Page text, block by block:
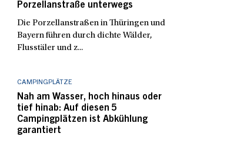
Porzellanstraße unterwegs
Die Porzellanstraßen in Thüringen und
Bayern führen durch dichte Wälder,
Flusstäler und z...
CAMPINGPLÄTZE
Nah am Wasser, hoch hinaus oder
tief hinab: Auf diesen 5
Campingplätzen ist Abkühlung
garantiert